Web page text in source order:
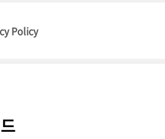
Policy